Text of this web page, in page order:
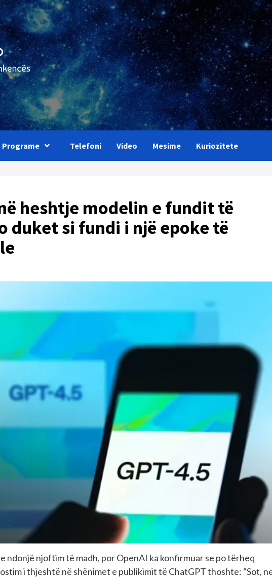
Programe Telefoni Video Mesime Kuriozitete
heshtje modelin e fundit të
duket si fundi i një epoke të
ndonjë njoftim të madh, por OpenAI ka konfirmuar se po tërheq
i thjeshtë në shënimet e publikimit të ChatGPT thoshte: “Sot,